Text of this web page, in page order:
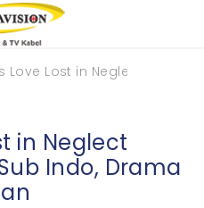
Love Lost in Neglect
in Neglect
Indo, Drama